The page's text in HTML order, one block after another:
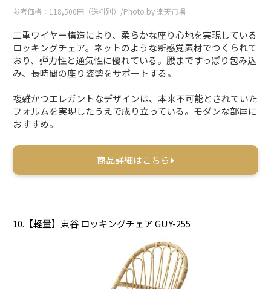
参考価格：118,500円（送料別）/Photo by 楽天市場
二重ワイヤー構造により、柔らかな座り心地を実現している
ロッキングチェア。ネットのような新感覚素材でつくられて
おり、弾力性と通気性に優れている。腰まですっぽり包み込
み、長時間の座り姿勢をサポートする。
複雑かつエレガントなデザインは、本来不可能とされていた
フォルムを実現したうえで成り立っている。モダンな部屋に
おすすめ。
商品詳細はこちら
10.【軽量】東谷 ロッキングチェア GUY-255